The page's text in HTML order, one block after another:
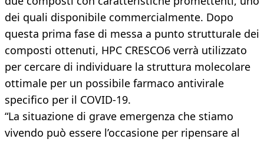
dei quali disponibile commercialmente. Dopo
questa prima fase di messa a punto strutturale dei
composti ottenuti, HPC CRESCO6 verrà utilizzato
per cercare di individuare la struttura molecolare
ottimale per un possibile farmaco antivirale
specifico per il COVID-19.
“La situazione di grave emergenza che stiamo
vivendo può essere l’occasione per ripensare al